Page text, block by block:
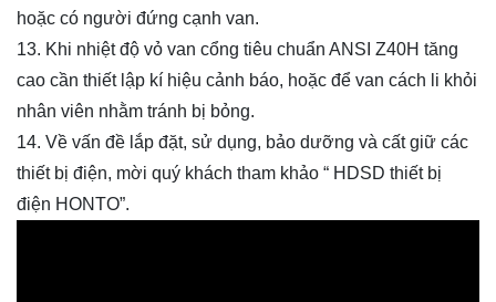
hoặc có người đứng cạnh van.
13. Khi nhiệt độ vỏ van cổng tiêu chuẩn ANSI Z40H tăng
cao cần thiết lập kí hiệu cảnh báo, hoặc để van cách li khỏi
nhân viên nhằm tránh bị bỏng.
14. Về vấn đề lắp đặt, sử dụng, bảo dưỡng và cất giữ các
thiết bị điện, mời quý khách tham khảo “ HDSD thiết bị
điện HONTO”.